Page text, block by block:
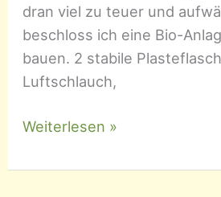
dran viel zu teuer und
beschloss ich eine Bio-
bauen. 2 stabile
Luftschlauch,
Bio-
Weiterlesen »